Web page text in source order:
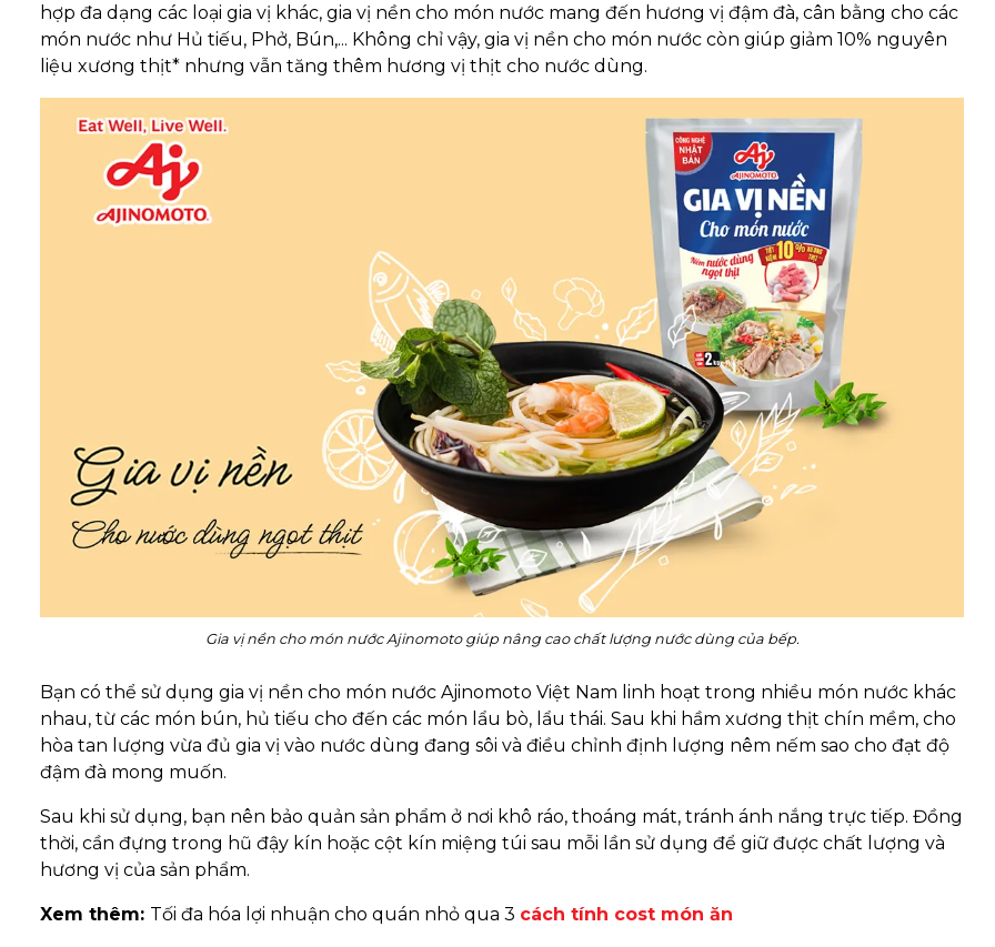
hợp đa dạng các loại gia vị khác, gia vị nền cho món nước mang đến hương vị đậm đà, cân bằng cho các
món nước như Hủ tiếu, Phở, Bún,... Không chỉ vậy, gia vị nền cho món nước còn giúp giảm 10% nguyên
liệu xương thịt* nhưng vẫn tăng thêm hương vị thịt cho nước dùng.
Gia vị nền cho món nước Ajinomoto giúp nâng cao chất lượng nước dùng của bếp.
Bạn có thể sử dụng gia vị nền cho món nước Ajinomoto Việt Nam linh hoạt trong nhiều món nước khác
nhau, từ các món bún, hủ tiếu cho đến các món lẩu bò, lẩu thái. Sau khi hầm xương thịt chín mềm, cho
hòa tan lượng vừa đủ gia vị vào nước dùng đang sôi và điều chỉnh định lượng nêm nếm sao cho đạt độ
đậm đà mong muốn.
Sau khi sử dụng, bạn nên bảo quản sản phẩm ở nơi khô ráo, thoáng mát, tránh ánh nắng trực tiếp. Đồng
thời, cần đựng trong hũ đậy kín hoặc cột kín miệng túi sau mỗi lần sử dụng để giữ được chất lượng và
hương vị của sản phẩm.
Xem thêm: Tối đa hóa lợi nhuận cho quán nhỏ qua 3 cách tính cost món ăn